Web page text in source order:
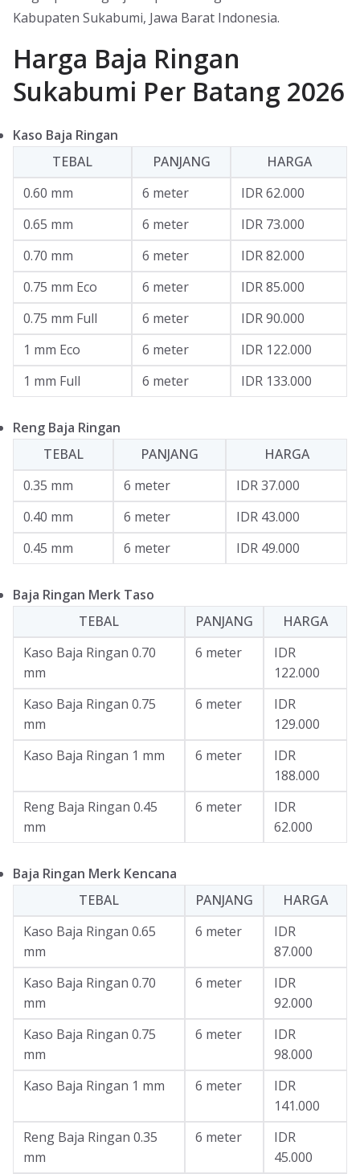
Kabupaten Sukabumi, Jawa Barat Indonesia.
Harga Baja Ringan
Sukabumi Per Batang 2026
Kaso Baja Ringan
TEBAL
PANJANG
HARGA
0.60 mm
6 meter
IDR 62.000
0.65 mm
6 meter
IDR 73.000
0.70 mm
6 meter
IDR 82.000
0.75 mm Eco
6 meter
IDR 85.000
0.75 mm Full
6 meter
IDR 90.000
1 mm Eco
6 meter
IDR 122.000
1 mm Full
6 meter IDR 133.000
Reng Baja Ringan
TEBAL
PANJANG
HARGA
0.35 mm
6 meter
IDR 37.000
0.40 mm
6 meter
IDR 43.000
0.45 mm
6 meter IDR 49.000
Baja Ringan Merk Taso
TEBAL
PANJANG
HARGA
Kaso Baja Ringan 0.70
mm
6 meter
IDR
122.000
Kaso Baja Ringan 0.75
mm
6 meter
IDR
129.000
Kaso Baja Ringan 1 mm
6 meter
IDR
188.000
Reng Baja Ringan 0.45
mm
6 meter
IDR
62.000
Baja Ringan Merk Kencana
TEBAL
PANJANG
HARGA
Kaso Baja Ringan 0.65
mm
6 meter
IDR
87.000
Kaso Baja Ringan 0.70
mm
6 meter
IDR
92.000
Kaso Baja Ringan 0.75
mm
6 meter
IDR
98.000
Kaso Baja Ringan 1 mm
6 meter
IDR
141.000
Reng Baja Ringan 0.35
mm
6 meter
IDR
45.000